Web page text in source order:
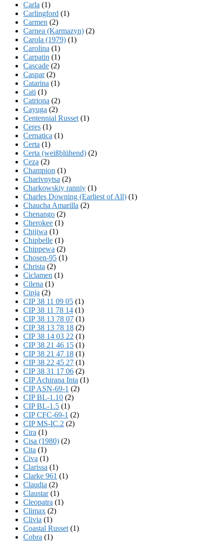
Carla (1)
Carlingford (1)
Carmen (2)
Carnea (Karmazyn) (2)
Carola (1979) (1)
Carolina (1)
Carpatin (1)
Cascade (2)
Caspar(2)
Catarina (1)
Cati (1)
Catriona (2)
Cayuga (2)
Centennial Russet (1)
Ceres (1)
Cernatica (1)
Certa (1)
Certa (weißblühend) (2)
Ceza (2)
Champion (1)
Charivnytsa (2)
Charkowskiy ranniy (1)
Charles Downing (Earliest of All) (1)
Chaucha Amarilla (2)
Chenango (2)
Cherokee (1)
Chijiwa (1)
Chipbelle (1)
Chippewa (2)
Chosen-95 (1)
Christa (2)
Ciclamen (1)
Cilena (1)
Cinja (2)
CIP 38 11 09 05 (1)
CIP 38 11 78 14 (1)
CIP 38 13 78 07 (1)
CIP 38 13 78 18 (2)
CIP 38 14 03 22 (1)
CIP 38 21 46 15 (1)
CIP 38 21 47 18 (1)
CIP 38 22 45 27 (1)
CIP 38 31 17 06 (2)
CIP Achirana Inta (1)
CIP ASN-69-1 (2)
CIP BL-1.10 (2)
CIP BL-1.5 (1)
CIP CFC-69-1 (2)
CIP MS-IC.2 (2)
Cira (1)
Cisa (1980) (2)
Cita (1)
Civa (1)
Clarissa (1)
Clarke 961 (1)
Claudia (2)
Claustar(1)
Cleopatra (1)
Climax (2)
Clivia (1)
Coastal Russet (1)
Cobra (1)